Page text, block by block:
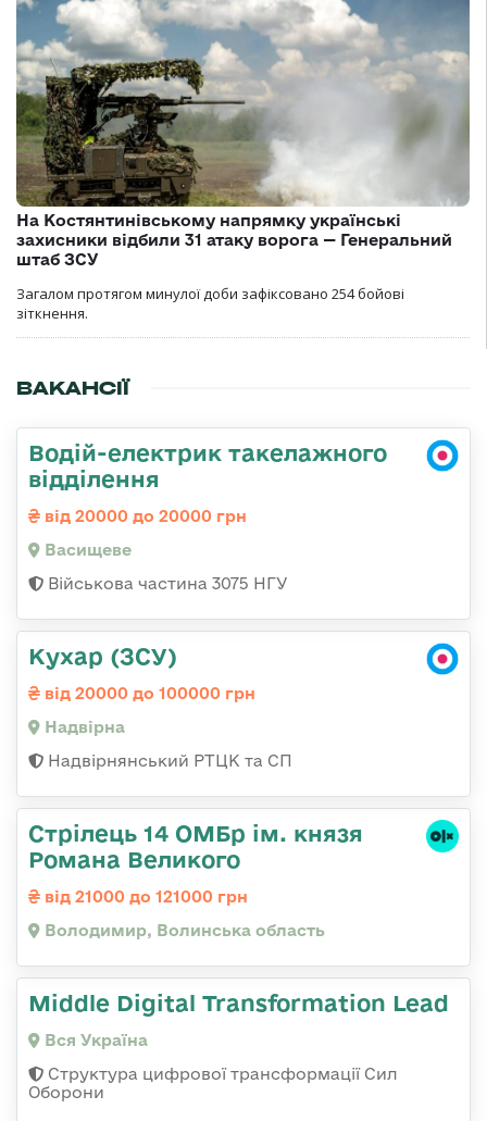
На Костянтинівському напрямку українські
захисники відбили 31 атаку ворога — Генеральний
штаб ЗСУ
Загалом протягом минулої доби зафіксовано 254 бойові
зіткнення.
ВАКАНСІЇ
Водій-електрик такелажного
відділення
від 20000 до 20000 грн
Васищеве
Військова частина 3075 НГУ
Кухар (ЗСУ)
від 20000 до 100000 грн
Надвірна
Надвірнянський РТЦК та СП
Стрілець 14 ОМБр ім. князя
Романа Великого
від 21000 до 121000 грн
Володимир, Волинська область
Middle Digital Transformation Lead
Вся Україна
Структура цифрової трансформації Сил
Оборони